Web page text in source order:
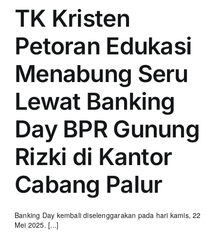
TK Kristen
Petoran Edukasi
Menabung Seru
Lewat Banking
Day BPR Gunung
Rizki di Kantor
Cabang Palur
Banking Day kembali diselenggarakan pada hari kamis, 22
Mei 2025. [...]